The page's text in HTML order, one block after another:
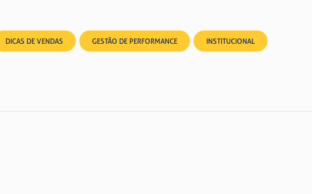
DICAS DE VENDAS GESTÃO DE PERFORMANCE INSTITUCIONAL